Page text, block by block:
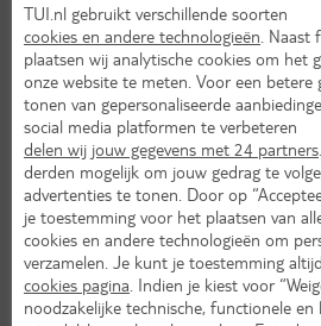
FERGUS Style Tobago
TUI classificatie Hotel
Spanje Balearen Mallorca Palma Nova
LAST MINUTE!
27°
in sep
Zo 6 sep 2026
8 dagen (7 nachten)
Vanaf Amsterdam
Bekijk alle
Logies ontbijt
TUI.nl gebruikt verschillende soorten
cookies en andere technologieën .
plaatsen wij analytische cookies om het
onze website te meten. Voor een betere
tonen van gepersonaliseerde
social media platformen te verbeteren
delen wij jouw gegevens met 24 partners
derden mogelijk om jouw gedrag te
advertenties te tonen. Door op
je toestemming voor het plaatsen van
cookies en andere technologieën om
verzamelen. Je kunt je toestemming
cookies pagina . Indien je kiest voor
noodzakelijke technische, functionele